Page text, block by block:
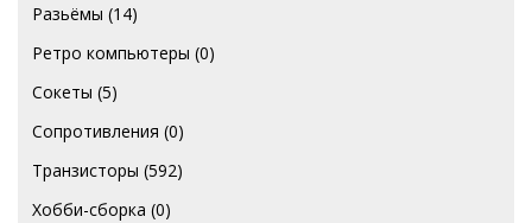
Разьёмы (14)
Ретро компьютеры (0)
Сокеты (5)
Сопротивления (0)
Транзисторы (592)
Хобби-сборка (0)